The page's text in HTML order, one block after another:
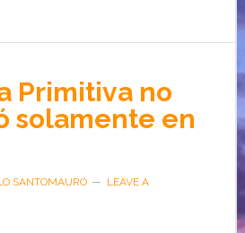
Primitiva no
solamente en
SANTOMAURO
LEAVE A